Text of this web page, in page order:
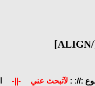
://: :لآتبحث عني -||-